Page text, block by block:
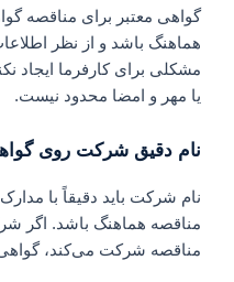
گواهی معتبر برای مناقصه
هماهنگ باشد و از نظر
مشکلی برای کارفرما ایجاد
یا مهر و امضا محدود نیست.
نام دقیق شرکت روی
نام شرکت باید دقیقاً با
مناقصه هماهنگ باشد. اگر
مناقصه شرکت می‌کند، گواهی